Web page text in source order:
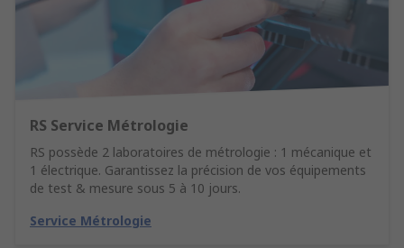
RS Service Métrologie
RS possède 2 laboratoires de métrologie : 1 mécanique et
1 électrique. Garantissez la précision de vos équipements
de test & mesure sous 5 à 10 jours.
Service Métrologie